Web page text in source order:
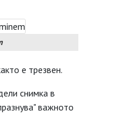
е трезвен.
снимка в
важното